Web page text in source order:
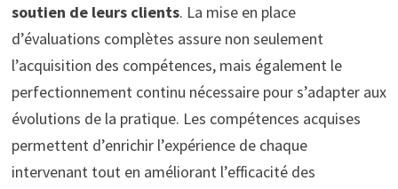
soutien de leurs clients. La mise en place
d’évaluations complètes assure non seulement
l’acquisition des compétences, mais également le
perfectionnement continu nécessaire pour s’adapter aux
évolutions de la pratique. Les compétences acquises
permettent d’enrichir l’expérience de chaque
intervenant tout en améliorant l’efficacité des